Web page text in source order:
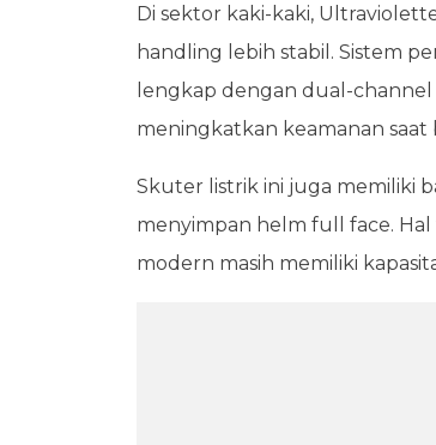
Di sektor kaki-kaki,
handling lebih stabil. Sistem
lengkap dengan dual-
meningkatkan keamanan saat
Skuter listrik ini juga memiliki
menyimpan helm full face.
modern masih memiliki